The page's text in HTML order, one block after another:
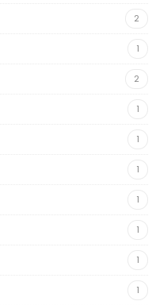
2
1
2
1
1
1
1
1
1
1